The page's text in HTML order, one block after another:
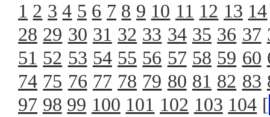
1 2 3 4 5 6 7 8 9 10 11 12 13 14
28 29 30 31 32 33 34 35 36 37
51 52 53 54 55 56 57 58 59 60
74 75 76 77 78 79 80 81 82 83
97 98 99 100 101 102 103 104 [